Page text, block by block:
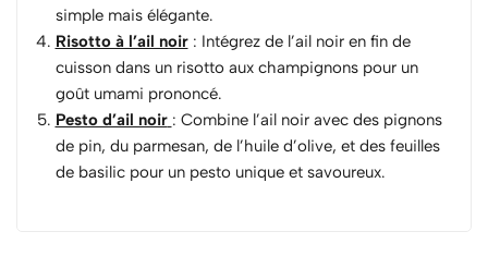
simple mais élégante.
Risotto à l’ail noir: Intégrez de l’ail noir en fin de
cuisson dans un risotto aux champignons pour un
goût umami prononcé.
Pesto d’ail noir : Combine l’ail noir avec des pignons
de pin, du parmesan, de l’huile d’olive, et des feuilles
de basilic pour un pesto unique et savoureux.